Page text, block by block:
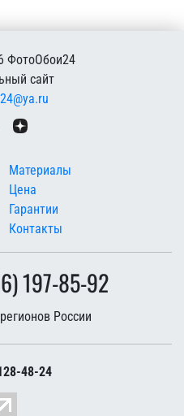
ФотоОбои24
сайт
Материалы
Цена
Гарантии
Контакты
197-85-92
России
48-24